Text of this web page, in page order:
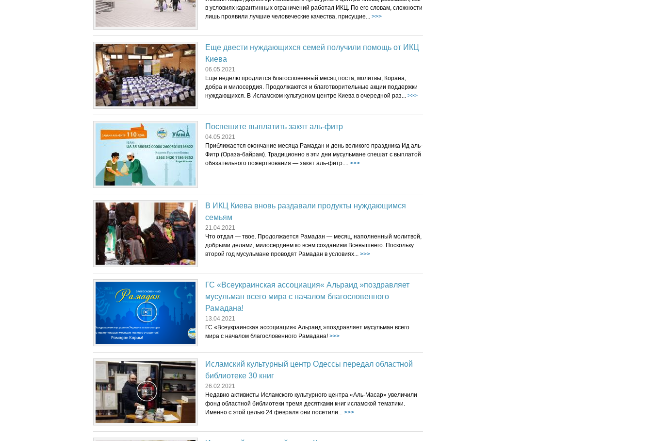
в условиях карантинных ограничений работал ИКЦ. По его словам, сложности
лишь проявили лучшие человеческие качества, присущие... >>>
Еще двести нуждающихся семей получили помощь от ИКЦ
Киева
06.05.2021
Еще неделю продлится благословенный месяц поста, молитвы, Корана,
добра и милосердия. Продолжаются и благотворительные акции поддержки
нуждающихся. В Исламском культурном центре Киева в очередной раз... >>>
Поспешите выплатить закят аль-фитр
04.05.2021
Приближается окончание месяца Рамадан и день великого праздника Ид аль-
Фитр (Ораза-байрам). Традиционно в эти дни мусульмане спешат с выплатой
обязательного пожертвования — закят аль-фитр.... >>>
В ИКЦ Киева вновь раздавали продукты нуждающимся
семьям
21.04.2021
Что отдал — твое. Продолжается Рамадан — месяц, наполненный молитвой,
добрыми делами, милосердием ко всем созданиям Всевышнего. Поскольку
второй год мусульмане проводят Рамадан в условиях... >>>
ГС «Всеукраинская ассоциация« Альраид »поздравляет
мусульман всего мира с началом благословенного
Рамадана!
13.04.2021
ГС «Всеукраинская ассоциация« Альраид »поздравляет мусульман всего
мира с началом благословенного Рамадана! >>>
Исламский культурный центр Одессы передал областной
библиотеке 30 книг
26.02.2021
Недавно активисты Исламского культурного центра «Аль-Маcар» увеличили
фонд областной библиотеки тремя десятками книг исламской тематики.
Именно с этой целью 24 февраля они посетили... >>>